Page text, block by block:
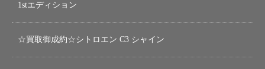
1stエディション
☆買取御成約☆シトロエン C3 シャイン